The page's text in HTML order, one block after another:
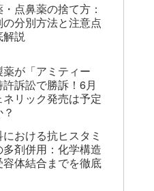
点鼻薬の捨て方：
分別方法と注意点
解説
が「アミティー
訴訟で勝訴！6月
リック発売は予定
における抗ヒスタミ
多剤併用：化学構造
容体結合までを徹底